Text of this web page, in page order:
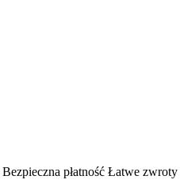
Bezpieczna płatność Łatwe zwroty